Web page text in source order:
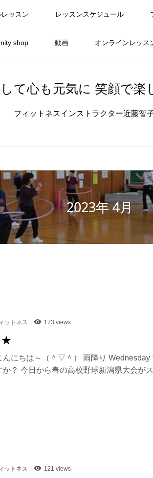
ッスン レッスンスケジュール
shop 動画 オンラインレッス
て心も元気に 笑顔で楽
フィットネスインストラクター近藤智
2023年 4月
ットネス 173 views
★
んにちは～（＾▽＾） 雨降り Wednesday
か？ 今日から春の高校野球新潟県大会が
ットネス 121 views